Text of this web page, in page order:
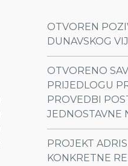
OTVOREN
DUNAVSKOG
OTVORENO
PRIJEDLOGU
PROVEDBI
JEDNOSTAVNE
PROJEKT
KONKRETNE